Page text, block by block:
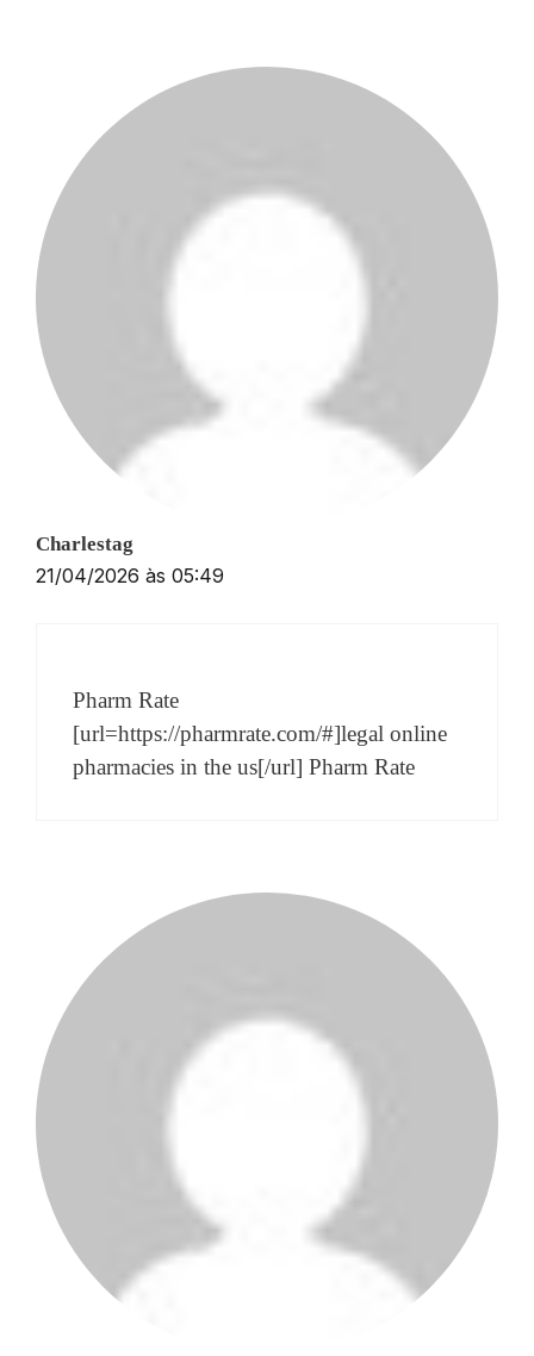
Charlestag
21/04/2026 às 05:49
Pharm Rate
[url=https://pharmrate.com/#]legal online
pharmacies in the us[/url] Pharm Rate